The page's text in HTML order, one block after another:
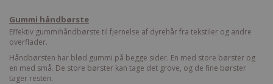
Gummi håndbørste
Effektiv gummihåndbørste til fjernelse af dyrehår fra tekstiler og andre
overflader.
Håndbørsten har blød gummi på begge sider. En med store børster og
en med små. De store børster kan tage det grove, og de fine børster
tager resten.